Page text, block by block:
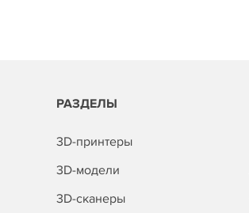
РАЗДЕЛЫ
3D-принтеры
3D-модели
3D-сканеры